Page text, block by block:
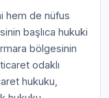
hem de nüfus
başlıca hukuki
bölgesinin
odaklı
hukuku,